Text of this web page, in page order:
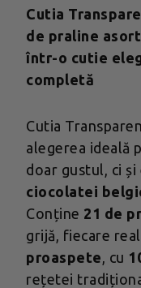
Cutia
de praline
într-o cutie
completă
Cutia
alegerea ideală
doar gustul, ci și
ciocolatei
Conține 21 de
grijă, fiecare
proaspete , cu
rețetei